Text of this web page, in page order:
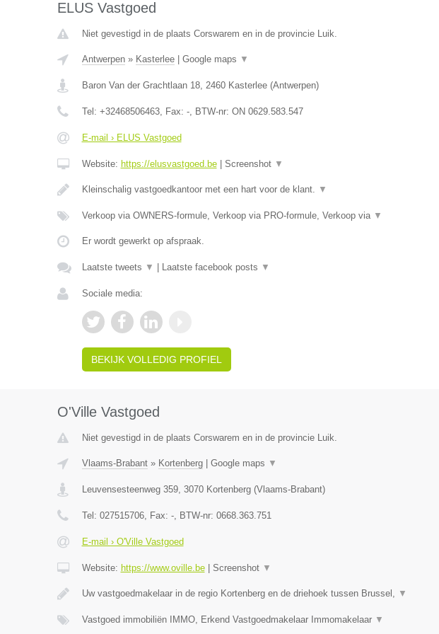
ELUS Vastgoed
Niet gevestigd in de plaats Corswarem en in de provincie Luik.
Antwerpen» Kasterlee| Google maps ▼
Baron Van der Grachtlaan 18, 2460 Kasterlee(Antwerpen)
Tel: +32468506463, Fax: -, BTW-nr: ON 0629.583.547
E-mail › ELUS Vastgoed
Website: https://elusvastgoed.be| Screenshot ▼
Kleinschalig vastgoedkantoor met een hart voor de klant. ▼
Verkoop via OWNERS-formule, Verkoop via PRO-formule, Verkoop via ▼
Er wordt gewerkt op afspraak.
Laatste tweets ▼ Laatste facebook posts ▼
Sociale media:
BEKIJK VOLLEDIG PROFIEL
O'Ville Vastgoed
Niet gevestigd in de plaats Corswarem en in de provincie Luik.
Vlaams-Brabant» Kortenberg| Google maps ▼
Leuvensesteenweg 359, 3070 Kortenberg(Vlaams-Brabant)
Tel: 027515706, Fax: -, BTW-nr: 0668.363.751
E-mail › O'Ville Vastgoed
Website: https://www.oville.be| Screenshot ▼
Uw vastgoedmakelaar in de regio Kortenberg en de driehoek tussen Brussel, ▼
Vastgoed immobiliën IMMO, Erkend Vastgoedmakelaar Immomakelaar ▼